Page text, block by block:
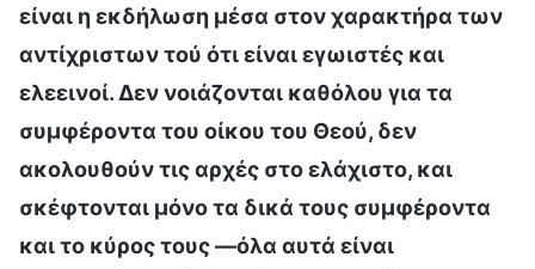
είναι η εκδήλωση μέσα στον χαρακτήρα των
αντίχριστων τού ότι είναι εγωιστές και
ελεεινοί. Δεν νοιάζονται καθόλου για τα
συμφέροντα του οίκου του Θεού, δεν
ακολουθούν τις αρχές στο ελάχιστο, και
σκέφτονται μόνο τα δικά τους συμφέροντα
και το κύρος τους —όλα αυτά είναι